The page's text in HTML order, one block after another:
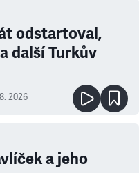
odstartoval,
další Turkův
2026
a jeho